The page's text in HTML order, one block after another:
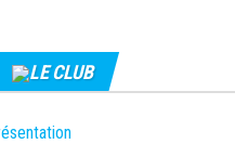
LE CLUB